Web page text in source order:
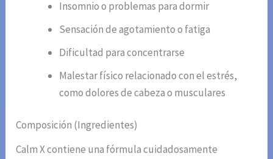
Insomnio o problemas para dormir
Sensación de agotamiento o fatiga
Dificultad para concentrarse
Malestar físico relacionado con el estrés,
como dolores de cabeza o musculares
Composición (Ingredientes)
Calm X contiene una fórmula cuidadosamente